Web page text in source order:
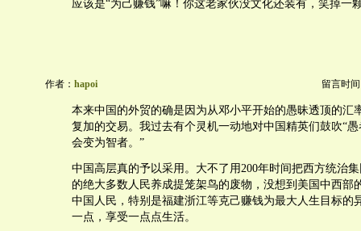
应该是“为己赚钱”嘛！你这老家伙没文化还装有，笑掉一
作者： hapoi 留言时间
本来中国的外贸的确是因为从邓小平开始的愚昧透顶的汇
复加的交易。我过去有个灵机一动地对中国精英们鼓吹“
会变为智者。”
中国高层真的予以采用。大不了用200年时间把西方统治
的绝大多数人民养成提笼架鸟的废物，没想到美国中西部
中国人民，特别是福建浙江等克己赚钱为最大人生目标的
一点，享受一点点生活。